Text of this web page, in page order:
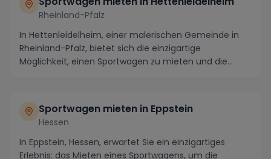
Rheinland-Pfalz
In Hettenleidelheim, einer malerischen Gemeinde in
Rheinland-Pfalz, bietet sich die einzigartige
Möglichkeit, einen Sportwagen zu mieten und die
Sportwagen mieten in Eppstein
Hessen
In Eppstein, Hessen, erwartet Sie ein einzigartiges
Erlebnis: das Mieten eines Sportwagens, um die